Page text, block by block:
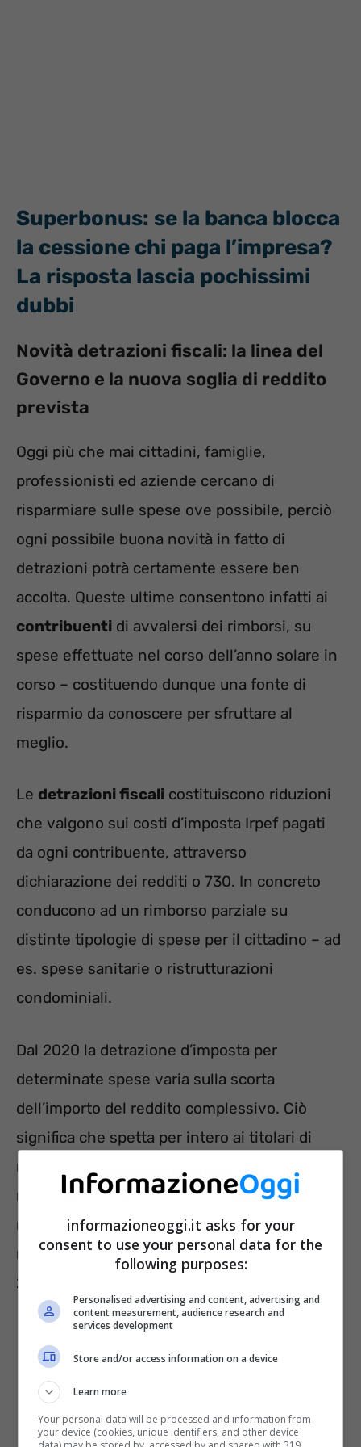
Superbonus: se la banca blocca
la cessione chi paga l’impresa?
La risposta lascia pochissimi
dubbi
Novità detrazioni fiscali: la linea del
Governo e la nuova soglia di reddito
prevista
Oggi più che mai cittadini, famiglie,
professionisti ed aziende cercano di
risparmiare sulle spese ove possibile, perciò
ogni possibile buona novità in fatto di
detrazioni potrà certamente essere ben
accolta. Queste ultime consentono infatti ai
contribuenti di avvalersi dei rimborsi, su
spese effettuate nel corso dell’anno solare in
corso – costituendo dunque una fonte di
risparmio da conoscere per sfruttare al
meglio.
Le detrazioni fiscali costituiscono riduzioni
che valgono sui costi d’imposta Irpef pagati
da ogni contribuente, attraverso
dichiarazione dei redditi o 730. In concreto
conducono ad un rimborso parziale su
distinte tipologie di spese per il cittadino – ad
es. spese sanitarie o ristrutturazioni
condominiali.
Dal 2020 la detrazione d’imposta per
determinate spese varia sulla scorta
dell’importo del reddito complessivo. Ciò
significa che spetta per intero ai titolari di
reddito complessivo fino a 120mila euro
mentre in ipotesi di superamento di questo
reddito, il credito decresce fino ad azzerarsi al
raggiungimento di un reddito uguale a
240mila euro.
informazioneoggi.it asks for your
consent to use your personal data for the
following purposes:
Personalised advertising and content, advertising and
content measurement, audience research and
services development
Store and/or access information on a device
Learn more
Your personal data will be processed and information from
your device (cookies, unique identifiers, and other device